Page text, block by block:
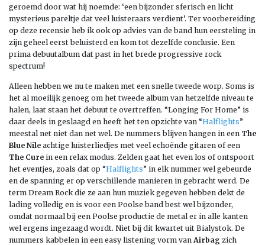
geroemd door wat hij noemde: ‘een bijzonder sferisch en licht
mysterieus pareltje dat veel luisteraars verdient’. Ter voorbereiding
op deze recensie heb ik ook op advies van de band hun eersteling in
zijn geheel eerst beluisterd en kom tot dezelfde conclusie. Een
prima debuutalbum dat past in het brede progressive rock
spectrum!
Alleen hebben we nu te maken met een snelle tweede worp. Soms is
het al moeilijk genoeg om het tweede album van hetzelfde niveau te
halen, laat staan het debuut te overtreffen. “Longing For Home” is
daar deels in geslaagd en heeft het ten opzichte van “Halflights”
meestal net niet dan net wel. De nummers blijven hangen in een The
Blue Nile achtige luisterliedjes met veel echoënde gitaren of een
The Cure in een relax modus. Zelden gaat het even los of ontspoort
het eventjes, zoals dat op “Halflights” in elk nummer wel gebeurde
en de spanning er op verschillende manieren in gebracht werd. De
term Dream Rock die ze aan hun muziek gegeven hebben dekt de
lading volledig en is voor een Poolse band best wel bijzonder,
omdat normaal bij een Poolse productie de metal er in alle kanten
wel ergens ingezaagd wordt. Niet bij dit kwartet uit Bialystok. De
nummers kabbelen in een easy listening vorm van Airbag zich